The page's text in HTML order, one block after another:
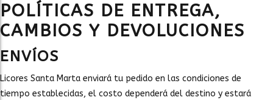
POLÍTICAS DE ENTREGA,
CAMBIOS Y DEVOLUCIONES
ENVÍOS
Licores Santa Marta enviará tu pedido en las condiciones de
tiempo establecidas, el costo dependerá del destino y estará